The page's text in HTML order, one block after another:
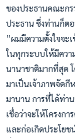
ของประธานคณะก
ประธาน ซึ่งท่านก็ต
”ผมมีความตั้งใจจะ
ในทุกระบบให้มีคว
นานาชาติมากที่สุด
มาเป็นเจ้าภาพจัดกี
มานาน การที่ได้ท่
เชื่อว่าจะให้โครงก
และก่อเกิดประโย